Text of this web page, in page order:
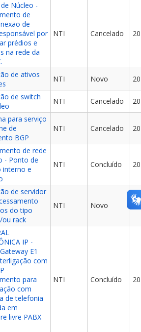
Núcleo -
de
de
por
prédios e
na rede da
NTI Cancelado
de ativos
NTI Novo
de switch
NTI Cancelado
para serviço
de
BGP
NTI Cancelado
de rede
- Ponto de
interno e
NTI Concluído
de servidor
do tipo
rack
NTI Novo
IP -
E1
com
-
para
com
de telefonia
em
livre PABX
NTI Concluído